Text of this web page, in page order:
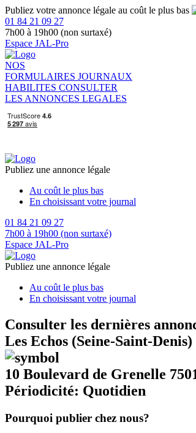
Publiez votre annonce légale au coût le plus bas
01 84 21 09 27
7h00 à 19h00 (non surtaxé)
Espace JAL-Pro
NOS
FORMULAIRES JOURNAUX
HABILITES CONSULTER
LES ANNONCES LEGALES
Publiez une annonce légale
Au coût le plus bas
En choisissant votre journal
01 84 21 09 27
7h00 à 19h00 (non surtaxé)
Espace JAL-Pro
Publiez une annonce légale
Au coût le plus bas
En choisissant votre journal
Consulter les dernières
Les Echos (Seine-Saint-Denis)
10 Boulevard de Grenelle
Périodicité: Quotidien
Pourquoi publier chez nous?